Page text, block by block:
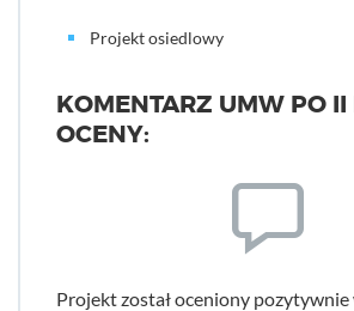
Projekt osiedlowy
KOMENTARZ UMW PO II
OCENY:
Projekt został oceniony pozytywnie